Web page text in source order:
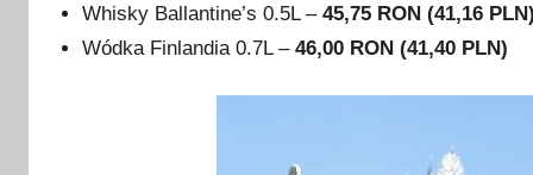
Whisky Ballantine’s 0.5L –45,75 RON (41,16
Wódka Finlandia 0.7L –46,00 RON (41,40 PLN)